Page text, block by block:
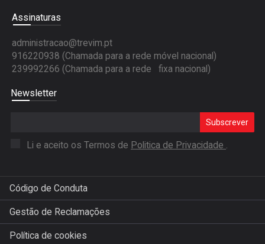
Assinaturas
administracao@trevim.pt
916220938 (Chamada para a rede móvel nacional)
239992266 (Chamada para a rede fixa nacional)
Newsletter
Subscrever
Li e aceito os Termos de Politica de Privacidade .
Código de Conduta
Gestão de Reclamações
Política de cookies